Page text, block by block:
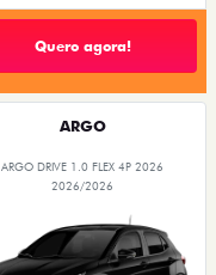
Quero agora!
ARGO
ARGO DRIVE 1.0 FLEX 4P 2026
2026/2026